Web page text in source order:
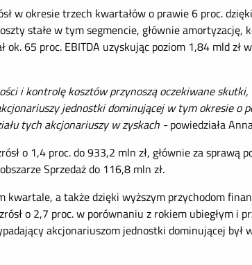
w okresie trzech kwartałów o prawie 6 proc.
stałe w tym segmencie, głównie
ok. 65 proc. EBITDA uzyskując poziom 1,84 mld
i kontrolę kosztów przynoszą oczekiwane
jednostki dominującej w tym okresie o
tych akcjonariuszy w zyskach - powiedziała
o 1,4 proc. do 933,2 mln zł, głównie za
Sprzedaż do 116,8 mln zł.
kwartale, a także dzięki wyższym przychodom
o 2,7 proc. w porównaniu z rokiem ubiegłym i
akcjonariuszom jednostki dominującej był